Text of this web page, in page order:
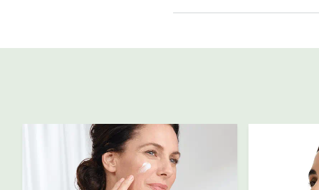
Федотов В. П., Бочаров
Bhate K., Williams H.